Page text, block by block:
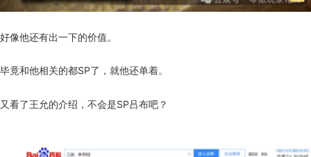
好像他还有出一下的价值。
毕竟和他相关的都SP了，就他还单着。
又看了王允的介绍，不会是SP吕布吧？